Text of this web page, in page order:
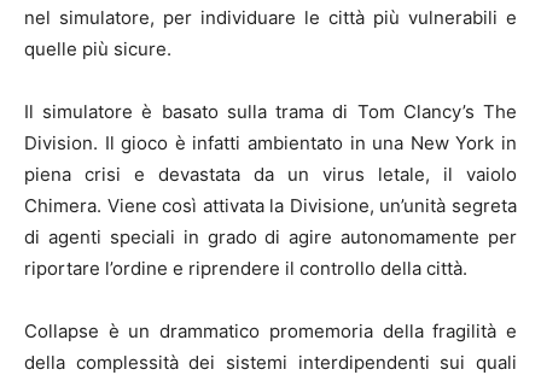
nel simulatore, per individuare le città più vulnerabili e
quelle più sicure.
Il simulatore è basato sulla trama di Tom Clancy’s The
Division. Il gioco è infatti ambientato in una New York in
piena crisi e devastata da un virus letale, il vaiolo
Chimera. Viene così attivata la Divisione, un’unità segreta
di agenti speciali in grado di agire autonomamente per
riportare l’ordine e riprendere il controllo della città.
Collapse è un drammatico promemoria della fragilità e
della complessità dei sistemi interdipendenti sui quali